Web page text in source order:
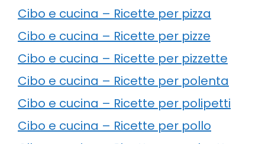
Cibo e cucina – Ricette per pizza
Cibo e cucina – Ricette per pizze
Cibo e cucina – Ricette per pizzette
Cibo e cucina – Ricette per polenta
Cibo e cucina – Ricette per polipetti
Cibo e cucina – Ricette per pollo